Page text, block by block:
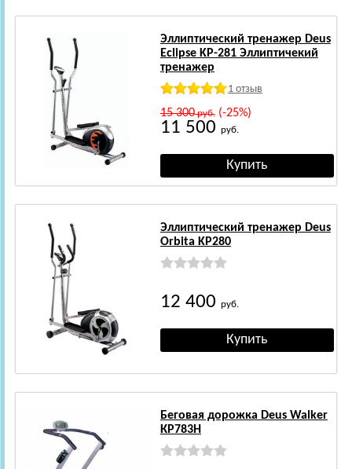
Эллиптический тренажер Deus
Eclipse KP-281 Эллиптичекий
тренажер
1 отзыв
15 300руб.(-25%)
11 500 руб.
Эллиптический тренажер Deus
Orbita KP280
12 400 руб.
Беговая дорожка Deus Walker
КР783Н